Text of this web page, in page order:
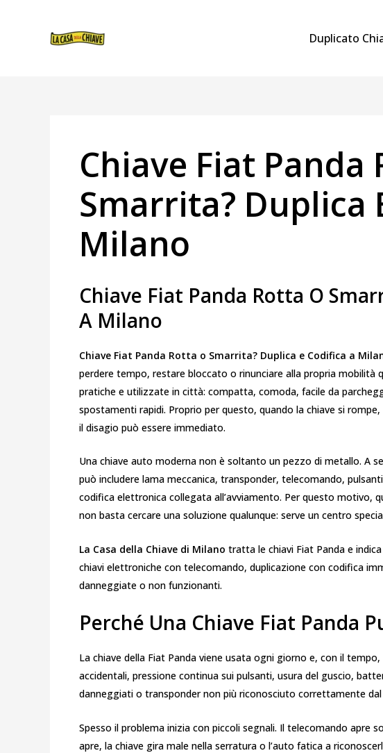
CONTENUTO
Duplicato
Chiave Fiat Panda
Smarrita? Duplica
Milano
Chiave Fiat Panda Rotta O
A Milano
Chiave Fiat Panda Rotta o Smarrita? Duplica e Codifica a
perdere tempo, restare bloccato o rinunciare alla propria mobilità
pratiche e utilizzate in città: compatta, comoda, facile da
spostamenti rapidi. Proprio per questo, quando la chiave si
il disagio può essere immediato.
Una chiave auto moderna non è soltanto un pezzo di metallo. A
può includere lama meccanica, transponder, telecomando,
codifica elettronica collegata all’avviamento. Per questo motivo,
non basta cercare una soluzione qualunque: serve un centro
La Casa della Chiave di Milano tratta le chiavi Fiat Panda e
chiavi elettroniche con telecomando, duplicazione con codifica
danneggiate o non funzionanti.
Perché Una Chiave Fiat Panda
La chiave della Fiat Panda viene usata ogni giorno e, con il
accidentali, pressione continua sui pulsanti, usura del guscio,
danneggiati o transponder non più riconosciuto correttamente dal
Spesso il problema inizia con piccoli segnali. Il telecomando apre
apre, la chiave gira male nella serratura o l’auto fatica a